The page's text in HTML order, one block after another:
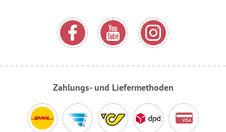
Zahlungs- und Liefermethoden